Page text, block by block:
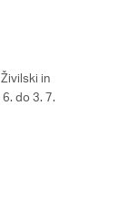
in
do 3. 7.